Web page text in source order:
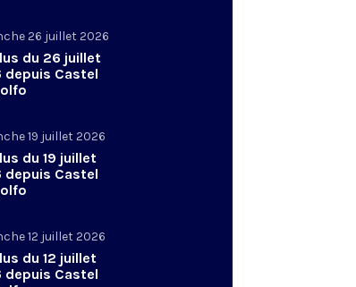
26 juillet 2026
du 26 juillet
depuis Castel
19 juillet 2026
du 19 juillet
depuis Castel
12 juillet 2026
du 12 juillet
depuis Castel